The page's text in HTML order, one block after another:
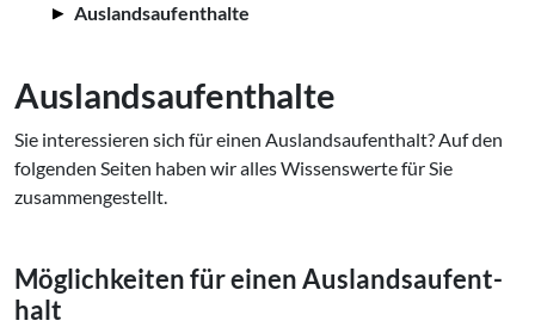
Auslandsaufenthalte
Auslandsaufenthalte
Sie interessieren sich für einen Auslandsaufenthalt? Auf den
folgenden Seiten haben wir alles Wissenswerte für Sie
zusammengestellt.
Mög­lich­kei­ten für einen Aus­lands­auf­ent­
halt